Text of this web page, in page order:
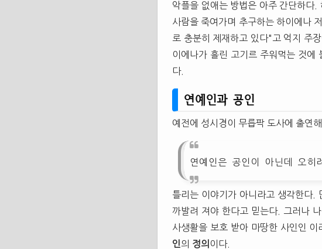
악플을 없애는 방법은 아주 간단하다.
사람을 죽여가며 추구하는 하이에나
로 충분히 제재하고 있다"고 억지 주
이에나가 흘린 고기르 주워먹는 것에
다.
연예인과 공인
예전에 성시경이 무릅팍 도사에 출연
연예인은 공인이 아닌데 오히
틀리는 이야기가 아니라고 생각한다.
까발려 져야 한다고 믿는다. 그러나
사생활을 보호 받아 마땅한 사인인 이
인의 정의 이다.